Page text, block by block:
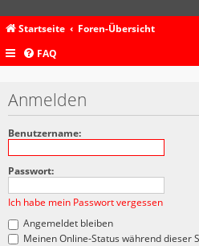
Startseite Foren-Übersicht
FAQ
Anmelden
Benutzername:
Passwort:
Ich habe mein Passwort vergessen
Angemeldet bleiben
Meinen Online-Status während dieser